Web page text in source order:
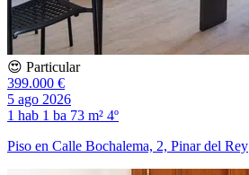
😍 Particular
399.000 €
5 ago 2026
1 hab 1 ba 73 m² 4º
Piso en Calle Bochalema, 2, Pinar del Rey